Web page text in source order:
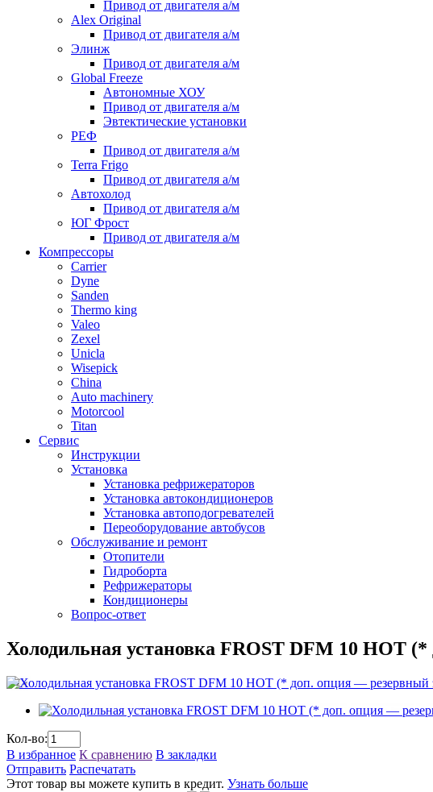
Привод от двигателя а/м
Alex Original
Привод от двигателя а/м
Элинж
Привод от двигателя а/м
Global Freeze
Автономные ХОУ
Привод от двигателя а/м
Эвтектические установки
РЕФ
Привод от двигателя а/м
Terra Frigo
Привод от двигателя а/м
Автохолод
Привод от двигателя а/м
ЮГ Фрост
Привод от двигателя а/м
Компрессоры
Carrier
Dyne
Sanden
Thermo king
Valeo
Zexel
Unicla
Wisepick
China
Auto machinery
Motorcool
Titan
Сервис
Инструкции
Установка
Установка рефрижераторов
Установка автокондиционеров
Установка автоподогревателей
Переоборудование автобусов
Обслуживание и ремонт
Отопители
Гидроборта
Рефрижераторы
Кондиционеры
Вопрос-ответ
Холодильная установка FROST DFM 10 HOT
Кол-во:
В избранное К сравнению В закладки
Отправить Распечатать
Этот товар вы можете купить в кредит. Узнать больше